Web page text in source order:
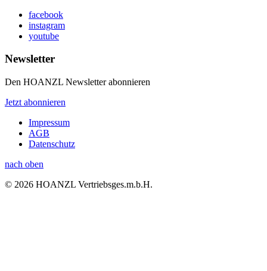
facebook
instagram
youtube
Newsletter
Den HOANZL Newsletter abonnieren
Jetzt abonnieren
Impressum
AGB
Datenschutz
nach oben
© 2026 HOANZL Vertriebsges.m.b.H.